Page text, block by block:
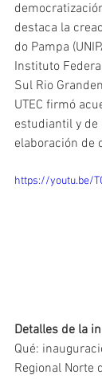
destaca la
do Pampa
Instituto
Sul Rio
UTEC firmó
estudiantil y de
elaboración de
https://youtu.be/
Detalles de la
Qué:
Regional Norte